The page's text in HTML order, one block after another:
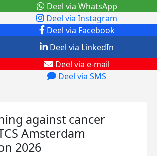
Deel via Facebook
Deel via Instagram
Deel via e-mail
Deel via SMS
Deel via LinkedIn
Deel via WhatsApp
against cancer
Amsterdam
2026